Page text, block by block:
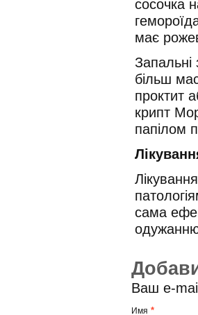
сосочка
має
більш
проктит
крипт
папілом
сама
Ваш e-
Имя *